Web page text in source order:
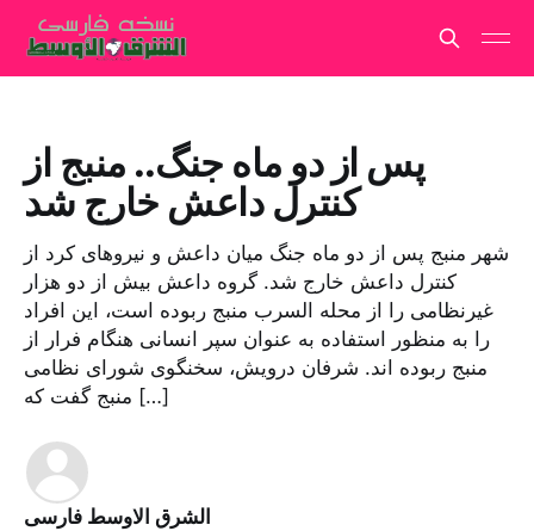
پس از دو ماه جنگ.. منبج از
کنترل داعش خارج شد
شهر منبج پس از دو ماه جنگ میان داعش و نیروهای کرد از
کنترل داعش خارج شد. گروه داعش بیش از دو هزار
غیرنظامی را از محله السرب منبج ربوده است، این افراد
را به منظور استفاده به عنوان سپر انسانی هنگام فرار از
منبج ربوده اند. شرفان درویش، سخنگوی شورای نظامی
منبج گفت که […]
الشرق الاوسط فارسی